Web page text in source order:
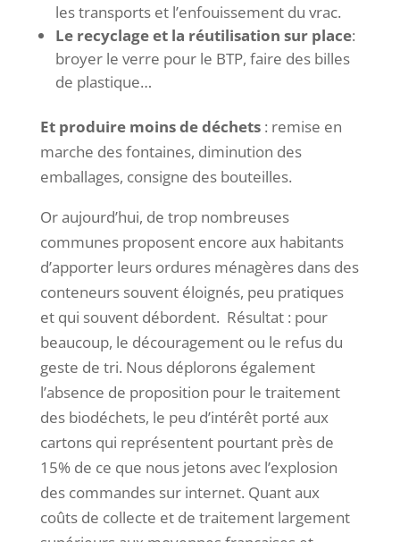
les transports et l’enfouissement du vrac.
Le recyclage et la réutilisation sur place:
broyer le verre pour le BTP, faire des billes
de plastique…
Et produire moins de déchets : remise en
marche des fontaines, diminution des
emballages, consigne des bouteilles.
Or aujourd’hui, de trop nombreuses
communes proposent encore aux habitants
d’apporter leurs ordures ménagères dans des
conteneurs souvent éloignés, peu pratiques
et qui souvent débordent. Résultat : pour
beaucoup, le découragement ou le refus du
geste de tri. Nous déplorons également
l’absence de proposition pour le traitement
des biodéchets, le peu d’intérêt porté aux
cartons qui représentent pourtant près de
15% de ce que nous jetons avec l’explosion
des commandes sur internet. Quant aux
coûts de collecte et de traitement largement